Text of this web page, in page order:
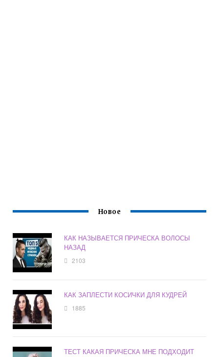
Новое
КАК НАЗЫВАЕТСЯ ПРИЧЕСКА ВОЛОСЫ
НАЗАД
2103
КАК ЗАПЛЕСТИ КОСИЧКИ ДЛЯ КУДРЕЙ
1885
ТЕСТ КАКАЯ ПРИЧЕСКА МНЕ ПОДХОДИТ